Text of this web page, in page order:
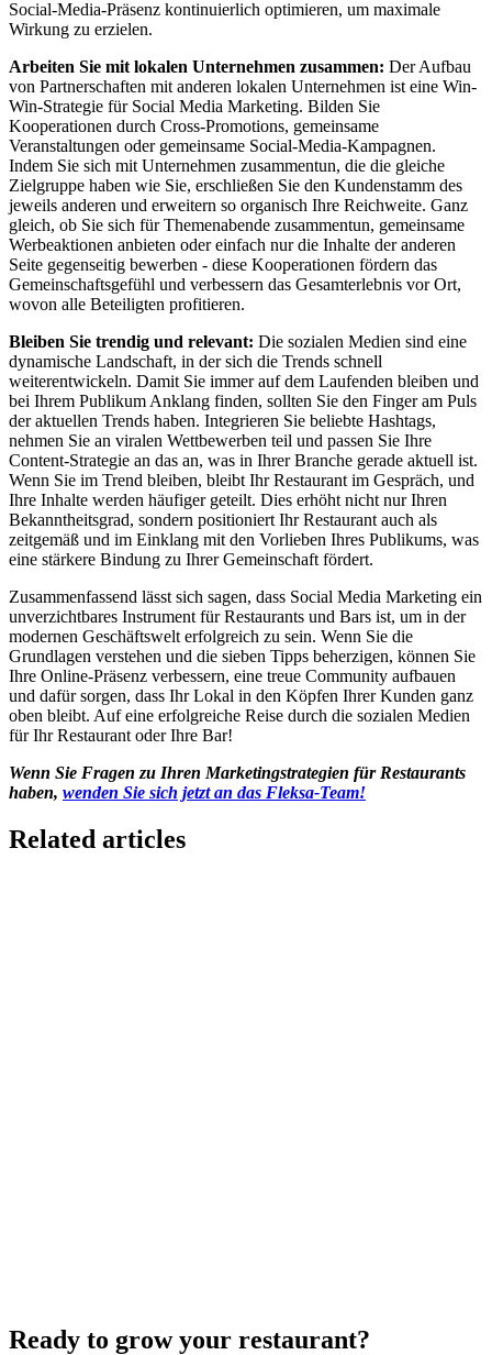
Social-Media-Präsenz kontinuierlich optimieren, um maximale
Wirkung zu erzielen.
Arbeiten Sie mit lokalen Unternehmen zusammen: Der Aufbau
von Partnerschaften mit anderen lokalen Unternehmen ist eine Win-
Win-Strategie für Social Media Marketing. Bilden Sie
Kooperationen durch Cross-Promotions, gemeinsame
Veranstaltungen oder gemeinsame Social-Media-Kampagnen.
Indem Sie sich mit Unternehmen zusammentun, die die gleiche
Zielgruppe haben wie Sie, erschließen Sie den Kundenstamm des
jeweils anderen und erweitern so organisch Ihre Reichweite. Ganz
gleich, ob Sie sich für Themenabende zusammentun, gemeinsame
Werbeaktionen anbieten oder einfach nur die Inhalte der anderen
Seite gegenseitig bewerben - diese Kooperationen fördern das
Gemeinschaftsgefühl und verbessern das Gesamterlebnis vor Ort,
wovon alle Beteiligten profitieren.
Bleiben Sie trendig und relevant: Die sozialen Medien sind eine
dynamische Landschaft, in der sich die Trends schnell
weiterentwickeln. Damit Sie immer auf dem Laufenden bleiben und
bei Ihrem Publikum Anklang finden, sollten Sie den Finger am Puls
der aktuellen Trends haben. Integrieren Sie beliebte Hashtags,
nehmen Sie an viralen Wettbewerben teil und passen Sie Ihre
Content-Strategie an das an, was in Ihrer Branche gerade aktuell ist.
Wenn Sie im Trend bleiben, bleibt Ihr Restaurant im Gespräch, und
Ihre Inhalte werden häufiger geteilt. Dies erhöht nicht nur Ihren
Bekanntheitsgrad, sondern positioniert Ihr Restaurant auch als
zeitgemäß und im Einklang mit den Vorlieben Ihres Publikums, was
eine stärkere Bindung zu Ihrer Gemeinschaft fördert.
Zusammenfassend lässt sich sagen, dass Social Media Marketing ein
unverzichtbares Instrument für Restaurants und Bars ist, um in der
modernen Geschäftswelt erfolgreich zu sein. Wenn Sie die
Grundlagen verstehen und die sieben Tipps beherzigen, können Sie
Ihre Online-Präsenz verbessern, eine treue Community aufbauen
und dafür sorgen, dass Ihr Lokal in den Köpfen Ihrer Kunden ganz
oben bleibt. Auf eine erfolgreiche Reise durch die sozialen Medien
für Ihr Restaurant oder Ihre Bar!
Wenn Sie Fragen zu Ihren Marketingstrategien für Restaurants
haben, wenden Sie sich jetzt an das Fleksa-Team!
Related articles
Ready to grow your restaurant?